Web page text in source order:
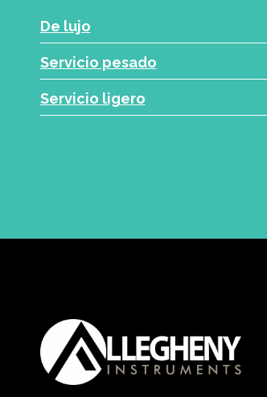
De lujo
Servicio pesado
Servicio ligero